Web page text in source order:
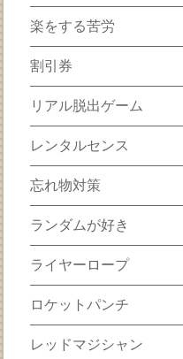
楽をする苦労
割引券
リアル脱出ゲーム
レンタルセンス
忘れ物対策
ランダムが好き
ライヤーロープ
ロケットパンチ
レッドマジシャン